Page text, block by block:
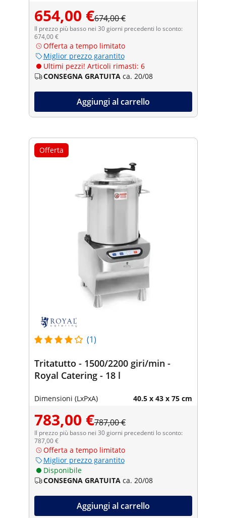
654,00 €674,00 €
Il prezzo più basso nei 30 giorni precedenti lo sconto:
674,00 €
Offerta a tempo limitato
Miglior prezzo garantito
Ultimi pezzi! Articoli rimasti: 6
CONSEGNA GRATUITA ca. 20/08
Aggiungi al carrello
Offerta
(1)
Tritatutto - 1500/2200 giri/min -
Royal Catering - 18 l
Dimensioni (LxPxA) 40.5 x 43 x 75 cm
783,00 €787,00 €
Il prezzo più basso nei 30 giorni precedenti lo sconto:
787,00 €
Offerta a tempo limitato
Miglior prezzo garantito
Disponibile
CONSEGNA GRATUITA ca. 20/08
Aggiungi al carrello